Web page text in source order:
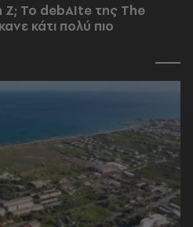
Z; Το debAIte της The
κάτι πολύ πιο